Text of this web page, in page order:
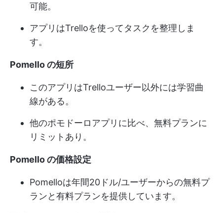
可能。
アプリはTrelloを使ってタスクを整理しま
す。
Pomello の短所
このアプリはTrelloユーザー以外には学習曲
線がある。
他のポモドーロアプリに比べ、無料プランに
リミットあり。
Pomello の価格設定
Pomelloは年間20ドル/ユーザーからの無料プ
ランと有料プランを提供しています。